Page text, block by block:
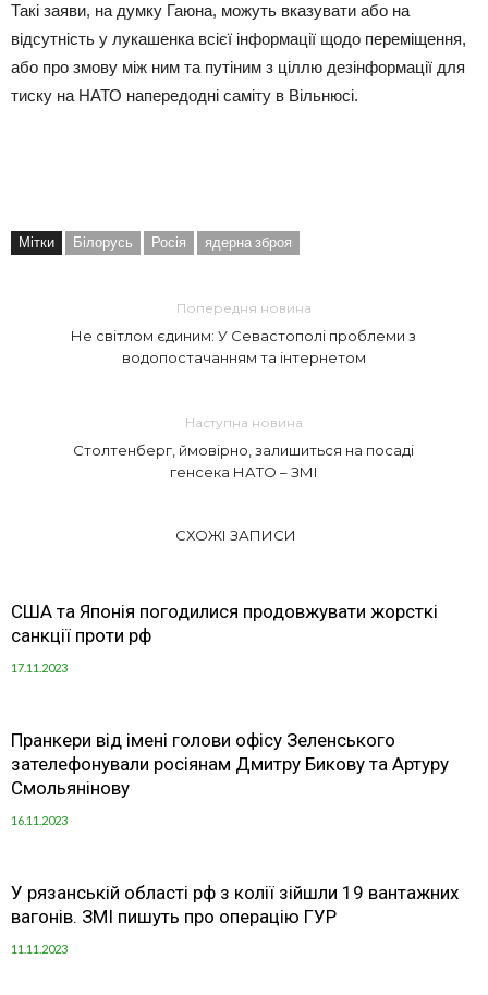
Такі заяви, на думку Гаюна, можуть вказувати або на
відсутність у лукашенка всієї інформації щодо переміщення,
або про змову між ним та путіним з ціллю дезінформації для
тиску на НАТО напередодні саміту в Вільнюсі.
Мітки Білорусь Росія ядерна зброя
Попередня новина
Не світлом єдиним: У Севастополі проблеми з
водопостачанням та інтернетом
Наступна новина
Столтенберг, ймовірно, залишиться на посаді
генсека НАТО – ЗМІ
СХОЖІ ЗАПИСИ
США та Японія погодилися продовжувати жорсткі
санкції проти рф
17.11.2023
Пранкери від імені голови офісу Зеленського
зателефонували росіянам Дмитру Бикову та Артуру
Смольянінову
16.11.2023
У рязанській області рф з колії зійшли 19 вантажних
вагонів. ЗМІ пишуть про операцію ГУР
11.11.2023